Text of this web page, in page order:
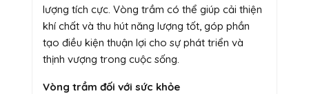
lượng tích cực. Vòng trầm có thể giúp cải thiện
khí chất và thu hút năng lượng tốt, góp phần
tạo điều kiện thuận lợi cho sự phát triển và
thịnh vượng trong cuộc sống.
Vòng trầm đối với sức khỏe